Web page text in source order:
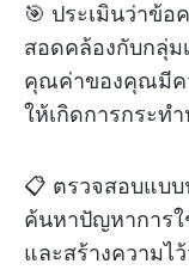
🎯 ประเมินว่าข้
สอดคล้องกับกลุ่ม
คุณค่าของคุณมีค
ให้เกิดการกระท
📋 ตรวจสอบแบ
ค้นหาปัญหาการ
และสร้างความไ